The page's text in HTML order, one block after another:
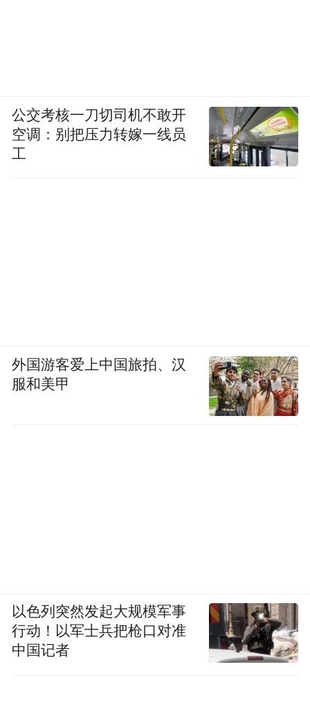
公交考核一刀切司机不敢开
空调：别把压力转嫁一线员
工
外国游客爱上中国旅拍、汉
服和美甲
以色列突然发起大规模军事
行动！以军士兵把枪口对准
中国记者